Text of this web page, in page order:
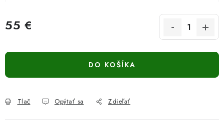
55 €
DO KOŠÍKA
Tlač Opýtať sa Zdieľať